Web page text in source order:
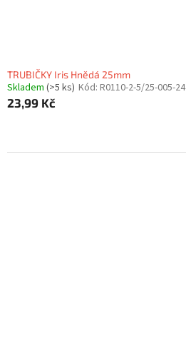
TRUBIČKY Iris Hnědá 25mm
Skladem (>5 ks) Kód: R0110-2-5/25-005-24
23,99 Kč